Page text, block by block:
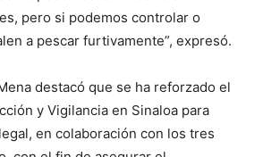
pero si podemos controlar o
a pescar furtivamente”, expresó.
destacó que se ha reforzado el
y Vigilancia en Sinaloa para
en colaboración con los tres